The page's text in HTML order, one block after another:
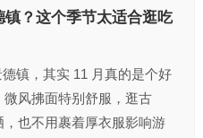
？这个季节太适合逛吃
镇，其实 11 月真的是个好
风拂面特别舒服，逛古
也不用裹着厚衣服影响游